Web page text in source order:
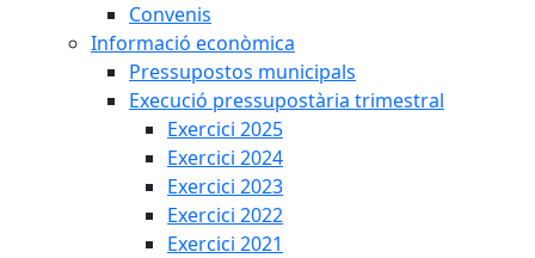
Convenis
Informació econòmica
Pressupostos municipals
Execució pressupostària trimestral
Exercici 2025
Exercici 2024
Exercici 2023
Exercici 2022
Exercici 2021